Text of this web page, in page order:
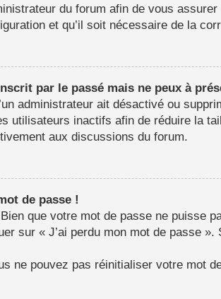
du forum afin de vous
et qu’il soit nécessaire de la
par le passé mais ne peux à
administrateur ait désactivé ou
utilisateurs inactifs afin de réduire la
aux discussions du forum.
de passe !
que votre mot de passe ne puisse
sur « J’ai perdu mon mot de passe
ne pouvez pas réinitialiser votre mot